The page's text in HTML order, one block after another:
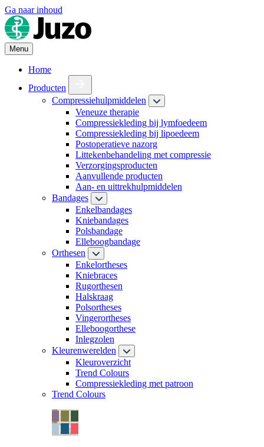
Ga naar inhoud
Menu
Home
Producten
Compressiehulpmiddelen
Veneuze therapie
Compressiekleding bij lymfoedeem
Compressiekleding bij lipoedeem
Postoperatieve nazorg
Littekenbehandeling met compressie
Verzorgingsproducten
Aanvullende producten
Aan- en uittrekhulpmiddelen
Bandages
Enkelbandages
Kniebandages
Polsbandage
Elleboogbandage
Orthesen
Enkelortheses
Kniebraces
Rugorthesen
Halskraag
Polsortheses
Vingerortheses
Elleboogorthese
Inlegzolen
Kleurenwerelden
Kleuroverzicht
Trend Colours
Compressiekleding met patroon
Trend Colours